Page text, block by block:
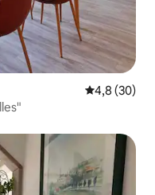
4,8 de uma
4,8 (30)